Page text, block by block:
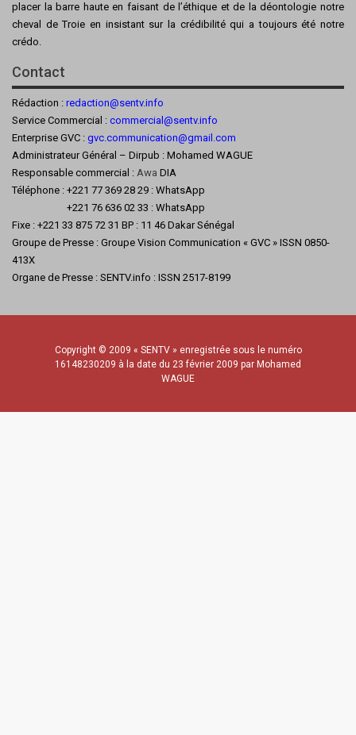
placer la barre haute en faisant de l’éthique et de la déontologie notre
cheval de Troie en insistant sur la crédibilité qui a toujours été notre
crédo.
Contact
Rédaction : redaction@sentv.info
Service Commercial : commercial@sentv.info
Enterprise GVC : gvc.communication@gmail.com
Administrateur Général – Dirpub : Mohamed WAGUE
Responsable commercial : Awa DIA
Téléphone : +221 77 369 28 29 : WhatsApp
+221 76 636 02 33 : WhatsApp
Fixe : +221 33 875 72 31 BP : 11 46 Dakar Sénégal
Groupe de Presse : Groupe Vision Communication « GVC » ISSN 0850-
413X
Organe de Presse : SENTV.info : ISSN 2517-8199
Copyright © 2009 « SENTV » enregistrée sous le numéro
16148230209 à la date du 23 février 2009 par Mohamed
WAGUE